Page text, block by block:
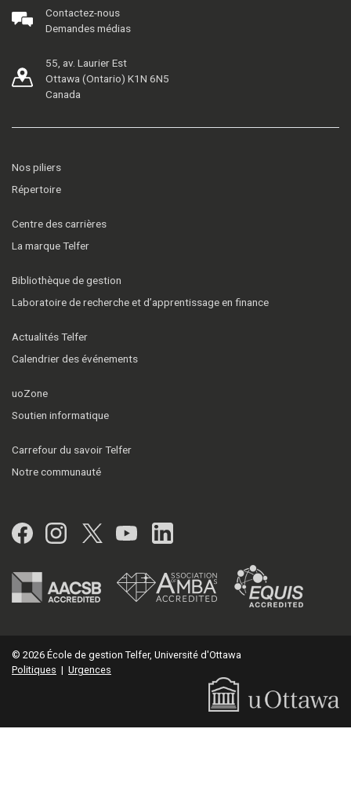
Contactez-nous
Demandes médias
55, av. Laurier Est
Ottawa (Ontario) K1N 6N5
Canada
Nos piliers
Répertoire
Centre des carrières
La marque Telfer
Bibliothèque de gestion
Laboratoire de recherche et d’apprentissage en finance
Actualités Telfer
Calendrier des événements
uoZone
Soutien informatique
Carrefour du savoir Telfer
Notre communauté
Facebook
Instagram
Twitter
YouTubeLinkedIn
© 2026 École de gestion Telfer, Université d'Ottawa
Politiques | Urgences